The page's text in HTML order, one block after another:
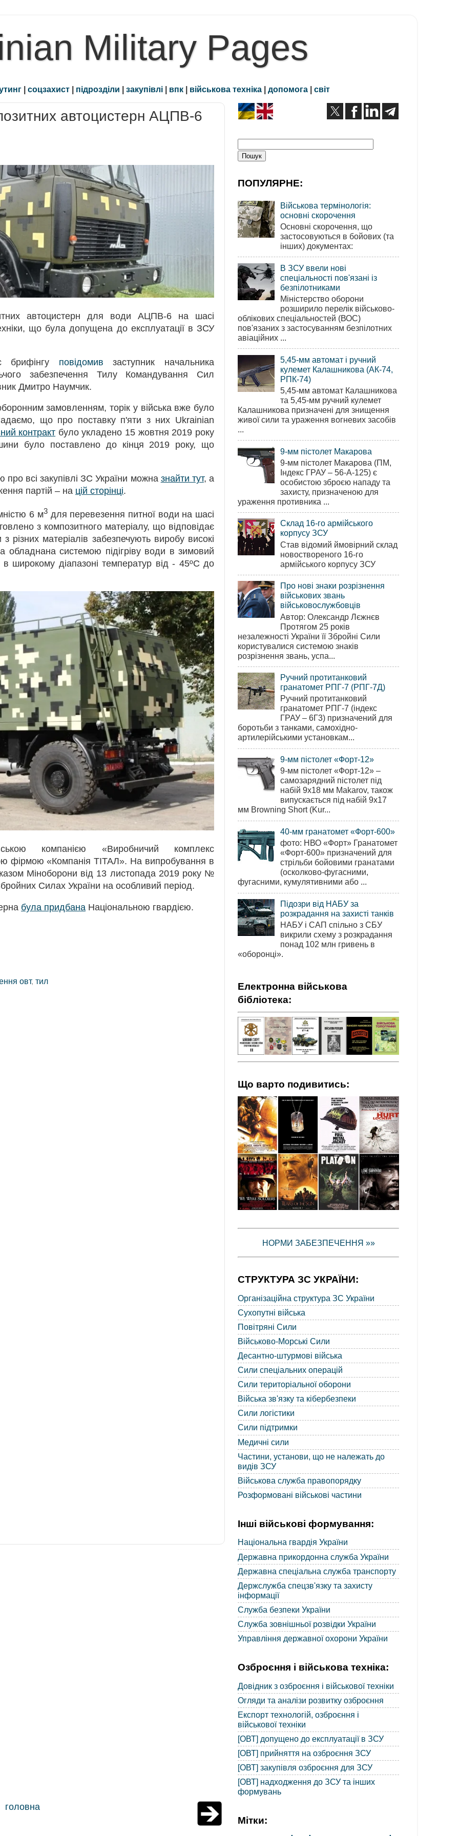
Military Pages
| соцзахист | підрозділи | закупівлі | впк | військова техніка | допомога | світ
автоцистерн АЦПВ-6
автоцистерн для води АЦПВ-6 на шасі
що була допущена до експлуатації в ЗСУ
брифінгу повідомив заступник начальника
забезпечення Тилу Командування Сил
Дмитро Наумчик.
замовленням, торік у війська вже було
що про поставку п'яти з них Ukrainian
контракт було укладено 15 жовтня 2019 року
було поставлено до кінця 2019 року, що
всі закупівлі ЗС України можна знайти тут, а
партій – на цій сторінці.
6 м3для перевезення питної води на шасі
з композитного матеріалу, що відповідає
різних матеріалів забезпечують виробу високі
обладнана системою підігріву води в зимовий
в широкому діапазоні температур від - 45ºС до
компанією «Виробничий комплекс
фірмою «Компанія ТІТАЛ». На випробування в
Міноборони від 13 листопада 2019 року №
Силах України на особливий період.
була придбана Національною гвардією.
овт, тил
головна
ПОПУЛЯРНЕ:
Військова термінологія:
основні скорочення
Основні скорочення, що
застосовуються в бойових (та
інших) документах:
В ЗСУ ввели нові
спеціальності пов'язані із
безпілотниками
Міністерство оборони
розширило перелік військово-
облікових спеціальностей (ВОС)
пов'язаних з застосуванням безпілотних
авіаційних ...
5,45-мм автомат і ручний
кулемет Калашникова (АК-74,
РПК-74)
5,45-мм автомат Калашникова
та 5,45-мм ручний кулемет
Калашникова призначені для знищення
живої сили та ураження вогневих засобів
...
9-мм пістолет Макарова
9-мм пістолет Макарова (ПМ,
Індекс ГРАУ – 56-А-125) є
особистою зброєю нападу та
захисту, призначеною для
ураження противника ...
Склад 16-го армійського
корпусу ЗСУ
Став відомий ймовірний склад
новоствореного 16-го
армійського корпусу ЗСУ
Про нові знаки розрізнення
військових звань
військовослужбовців
Автор: Олександр Лєжнєв
Протягом 25 років
незалежності України її Збройні Сили
користувалися системою знаків
розрізнення звань, успа...
Ручний протитанковий
гранатомет РПГ-7 (РПГ-7Д)
Ручний протитанковий
гранатомет РПГ-7 (індекс
ГРАУ – 6Г3) призначений для
боротьби з танками, самохідно-
артилерійськими установкам...
9-мм пістолет «Форт-12»
9-мм пістолет «Форт-12» –
самозарядний пістолет під
набій 9х18 мм Makarov, також
випускається під набій 9х17
мм Browning Short (Kur...
40-мм гранатомет «Форт-600»
фото: НВО «Форт» Гранатомет
«Форт-600» призначений для
стрільби бойовими гранатами
(осколково-фугасними,
фугасними, кумулятивними або ...
Підозри від НАБУ за
розкрадання на захисті танків
НАБУ і САП спільно з СБУ
викрили схему з розкрадання
понад 102 млн гривень в
«оборонці».
Електронна військова
бібліотека:
Що варто подивитись:
НОРМИ ЗАБЕЗПЕЧЕННЯ »»
СТРУКТУРА ЗС УКРАЇНИ:
Організаційна структура ЗС України
Сухопутні війська
Повітряні Сили
Військово-Морські Сили
Десантно-штурмові війська
Сили спеціальних операцій
Сили територіальної оборони
Війська зв'язку та кібербезпеки
Сили логістики
Сили підтримки
Медичні сили
Частини, установи, що не належать до
видів ЗСУ
Військова служба правопорядку
Розформовані військові частини
Інші військові формування:
Національна гвардія України
Державна прикордонна служба України
Державна спеціальна служба транспорту
Держслужба спецзв'язку та захисту
інформації
Служба безпеки України
Служба зовнішньої розвідки України
Управління державної охорони України
Озброєння і військова техніка:
Довідник з озброєння і військової техніки
Огляди та аналізи розвитку озброєння
Експорт технологій, озброєння і
військової техніки
[ОВТ] допущено до експлуатації в ЗСУ
[ОВТ] прийняття на озброєння ЗСУ
[ОВТ] закупівля озброєння для ЗСУ
[ОВТ] надходження до ЗСУ та інших
формувань
Мітки: